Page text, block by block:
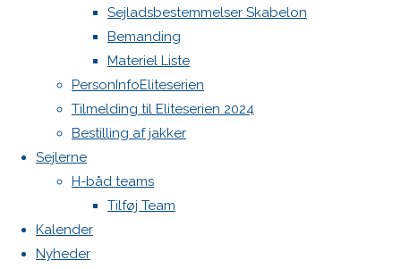
Sejladsbestemmelser Skabelon
Bemanding
Materiel Liste
PersonInfoEliteserien
Tilmelding til Eliteserien 2024
Bestilling af jakker
Sejlerne
H-båd teams
Tilføj Team
Kalender
Nyheder
blive
publiceret.
Krævede
felter er
markeret
med*
Comment